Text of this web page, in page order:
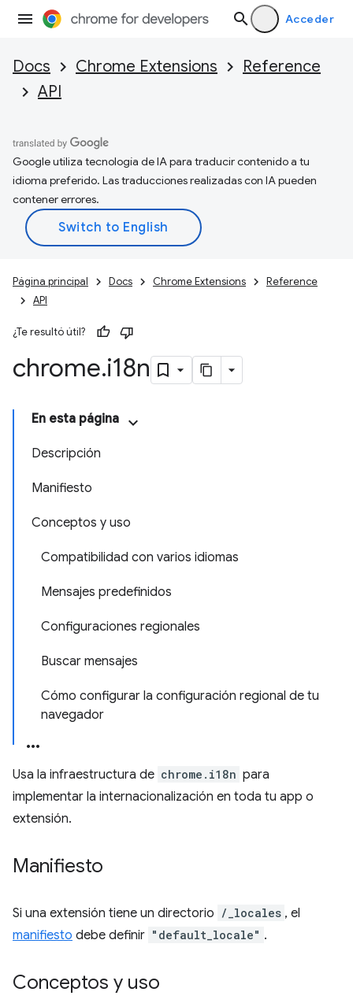
Acceder
Docs Chrome Extensions
Reference
API
Google utiliza tecnología de IA para traducir contenido a tu
idioma preferido. Las traducciones realizadas con IA pueden
contener errores.
Página principal Docs Chrome Extensions
Reference
API
¿Te resultó útil?
chrome.i18n
En esta página
Descripción
Manifiesto
Conceptos y uso
Compatibilidad con varios idiomas
Mensajes predefinidos
Configuraciones regionales
Buscar mensajes
Cómo configurar la configuración regional de tu
navegador
Usa la infraestructura de chrome.i18n para
implementar la internacionalización en toda tu app o
extensión.
Manifiesto
Si una extensión tiene un directorio /_locales , el
manifiesto debe definir "default_locale" .
Conceptos y uso